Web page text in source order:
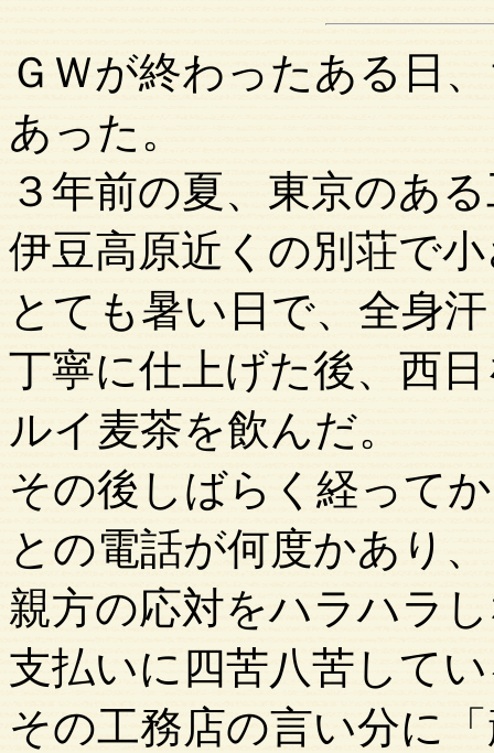
ＧＷが終わったある日
あった。
３年前の夏、東京のあ
伊豆高原近くの別荘で
とても暑い日で、全身
丁寧に仕上げた後、西
ルイ麦茶を飲んだ。
その後しばらく経って
との電話が何度かあり、
親方の応対をハラハラ
支払いに四苦八苦して
その工務店の言い分に